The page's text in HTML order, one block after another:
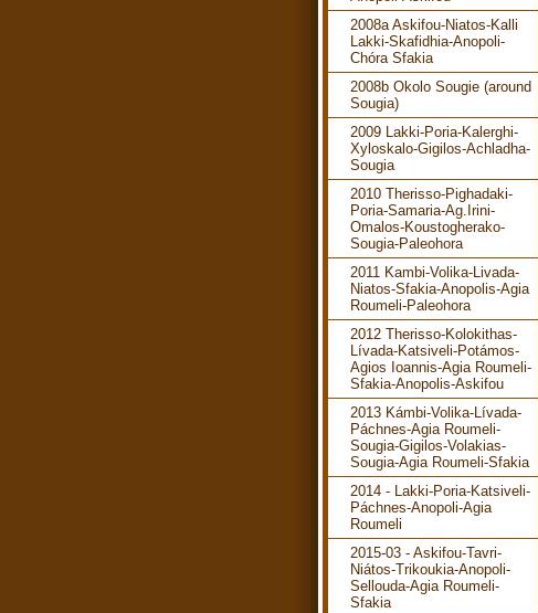
2008a Askifou-Niatos-Kalli
Lakki-Skafidhia-Anopoli-
Chóra Sfakia
2008b Okolo Sougie (around
Sougia)
2009 Lakki-Poria-Kalerghi-
Xyloskalo-Gigilos-Achladha-
Sougia
2010 Therisso-Pighadaki-
Poria-Samaria-Ag.Irini-
Omalos-Koustogherako-
Sougia-Paleohora
2011 Kambi-Volika-Livada-
Niatos-Sfakia-Anopolis-Agia
Roumeli-Paleohora
2012 Therisso-Kolokithas-
Lívada-Katsiveli-Potámos-
Agios Ioannis-Agia Roumeli-
Sfakia-Anopolis-Askifou
2013 Kámbi-Volika-Lívada-
Páchnes-Agia Roumeli-
Sougia-Gigilos-Volakias-
Sougia-Agia Roumeli-Sfakia
2014 - Lakki-Poria-Katsiveli-
Páchnes-Anopoli-Agia
Roumeli
2015-03 - Askifou-Tavri-
Niátos-Trikoukia-Anopoli-
Sellouda-Agia Roumeli-
Sfakia